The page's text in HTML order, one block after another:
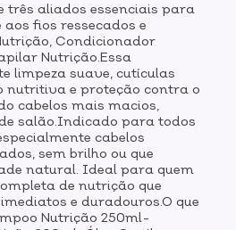
com a Máscara Nutrição e
DE USO DO
usar a Máscara Nutrição,
do meio às pontas. Deixe
potencializar a absorção
Use diariamente
DE USO DO Óleo
de 1 a 3 pumps na palma da
dos fios até as pontas
Finalize como desejar.
três aliados essenciais para
fios ressecados e
Condicionador
Nutrição.Essa
limpeza suave, cutículas
nutritiva e proteção contra o
cabelos mais macios,
salão.Indicado para todos
cabelos
sem brilho ou que
natural. Ideal para quem
de nutrição que
e duradouros.O que
Nutrição 250ml-